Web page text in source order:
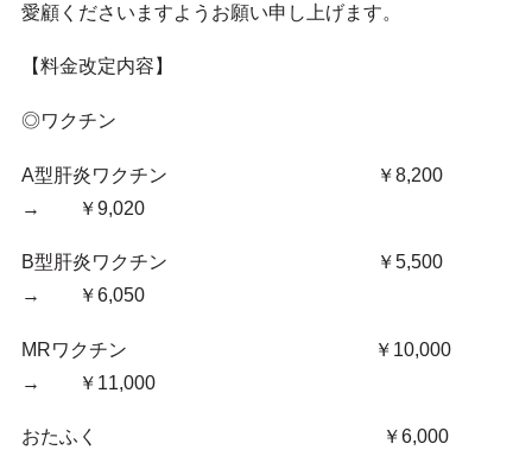
愛顧くださいますようお願い申し上げます。
【料金改定内容】
◎ワクチン
A型肝炎ワクチン ￥8,200
→ ￥9,020
B型肝炎ワクチン ￥5,500
→ ￥6,050
MRワクチン ￥10,000
→ ￥11,000
おたふく ￥6,000